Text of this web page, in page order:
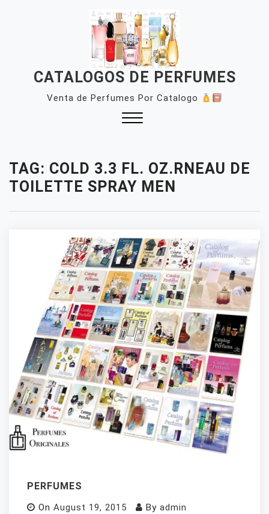
CATALOGOS DE PERFUMES
Venta de Perfumes Por Catalogo
TAG: COLD 3.3 FL. OZ.RNEAU DE
TOILETTE SPRAY MEN
PERFUMES
On August 19, 2015 By admin